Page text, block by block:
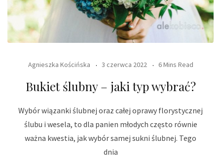
Agnieszka Kościńska 3 czerwca 2022 6 Mins Read
Bukiet ślubny – jaki typ wybrać?
Wybór wiązanki ślubnej oraz całej oprawy florystycznej
ślubu i wesela, to dla panien młodych często równie
ważna kwestia, jak wybór samej sukni ślubnej. Tego
dnia